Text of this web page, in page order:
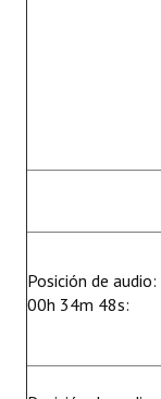
Posición de audio:
00h 34m 48s: